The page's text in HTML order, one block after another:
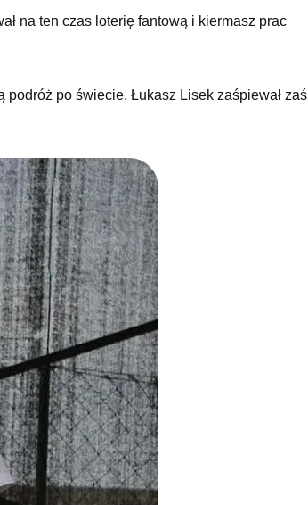
na ten czas loterię fantową i kiermasz prac
podróż po świecie. Łukasz Lisek zaśpiewał zaś